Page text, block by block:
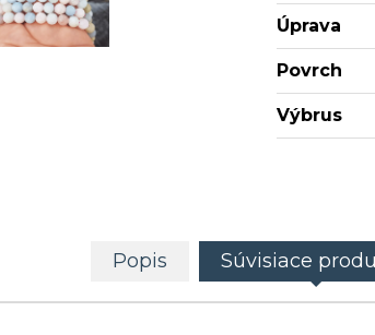
Úprava
Povrch
Výbrus
Popis Súvisiace